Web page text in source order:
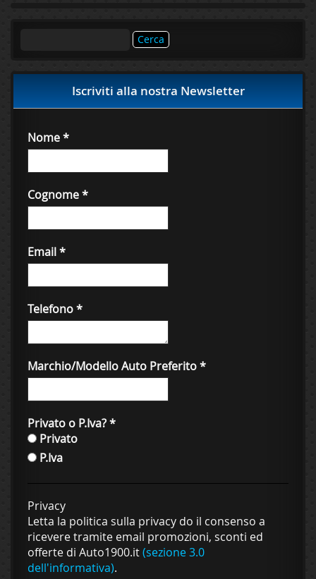
Iscriviti alla nostra Newsletter
Nome*
Cognome*
Email*
Telefono*
Marchio/Modello Auto Preferito*
Privato o P.Iva?*
Privato
P.Iva
Privacy
Letta la politica sulla privacy do il consenso a
ricevere tramite email promozioni, sconti ed
offerte di Auto1900.it(sezione 3.0
dell'informativa).